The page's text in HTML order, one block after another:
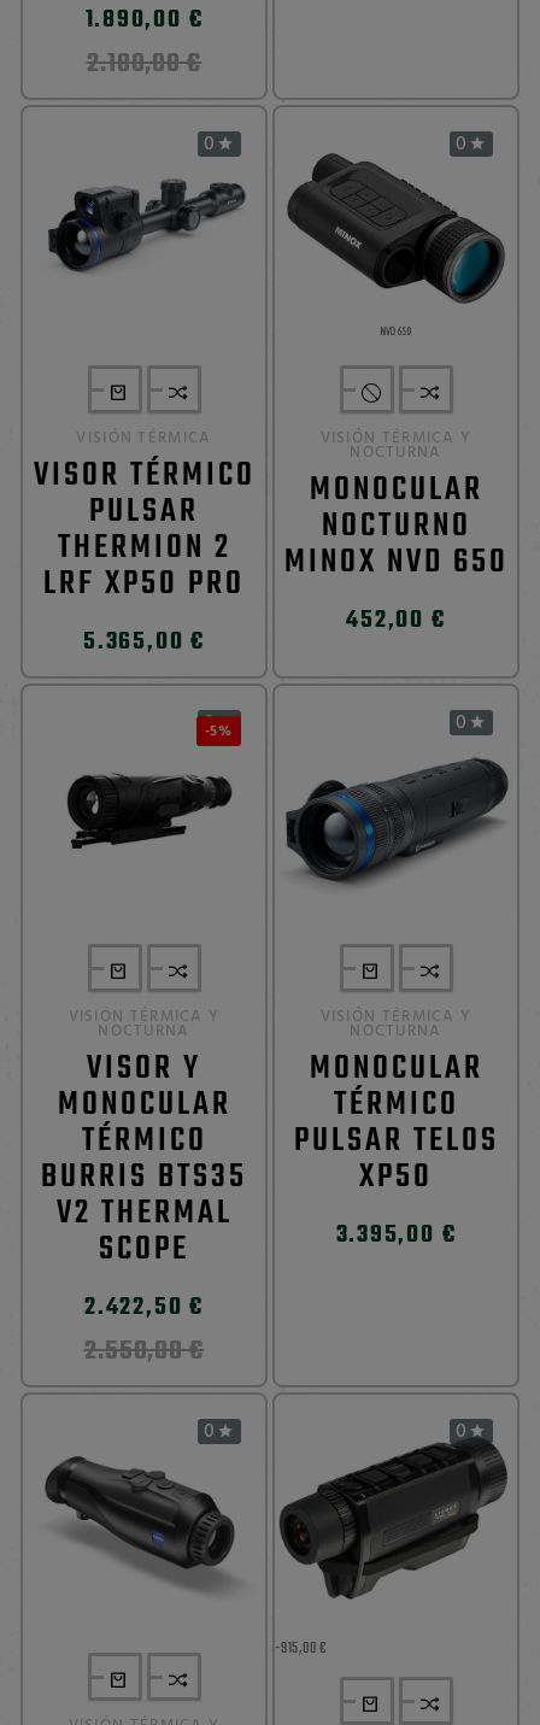
1.890,00 €
2.100,00 €
0 
VISIÓN TÉRMICA
VISOR TÉRMICO
PULSAR
THERMION 2
LRF XP50 PRO
5.365,00 €
0 
VISIÓN TÉRMICA Y
NOCTURNA
MONOCULAR
NOCTURNO
MINOX NVD 650
452,00 €
-5%
0 
VISIÓN TÉRMICA Y
NOCTURNA
VISOR Y
MONOCULAR
TÉRMICO
BURRIS BTS35
V2 THERMAL
SCOPE
2.422,50 €
2.550,00 €
0 
VISIÓN TÉRMICA Y
NOCTURNA
MONOCULAR
TÉRMICO
PULSAR TELOS
XP50
3.395,00 €
0 
-915,00 €
0 